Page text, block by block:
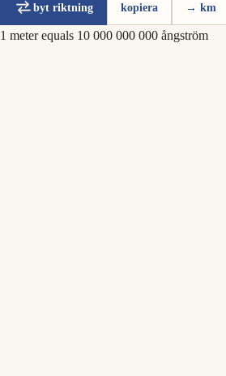
byt riktning kopiera → km
1 meter equals 10 000 000 000 ångström